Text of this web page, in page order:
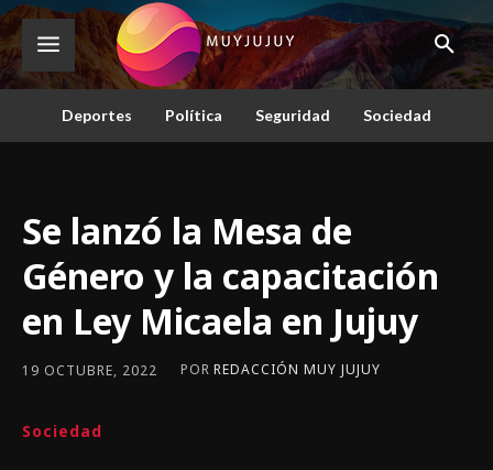
Deportes Política Seguridad Sociedad
Se lanzó la Mesa de
Género y la capacitación
en Ley Micaela en Jujuy
19 OCTUBRE, 2022 POR REDACCIÓN MUY JUJUY
Sociedad